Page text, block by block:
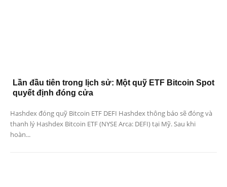
Lần đầu tiên trong lịch sử: Một quỹ ETF Bitcoin Spot
quyết định đóng cửa
Hashdex đóng quỹ Bitcoin ETF DEFI Hashdex thông báo sẽ đóng và
thanh lý Hashdex Bitcoin ETF (NYSE Arca: DEFI) tại Mỹ. Sau khi
hoàn...